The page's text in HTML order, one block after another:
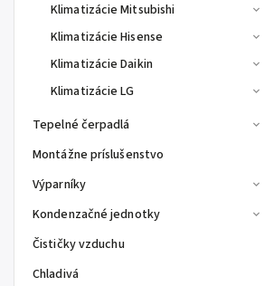
Klimatizácie Mitsubishi
Klimatizácie Hisense
Klimatizácie Daikin
Klimatizácie LG
Tepelné čerpadlá
Montážne príslušenstvo
Výparníky
Kondenzačné jednotky
Čističky vzduchu
Chladivá